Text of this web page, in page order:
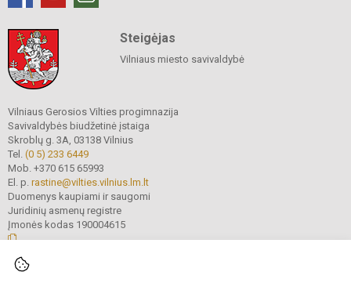
Steigėjas
Vilniaus miesto savivaldybė
Vilniaus Gerosios Vilties progimnazija
Savivaldybės biudžetinė įstaiga
Skroblų g. 3A, 03138 Vilnius
Tel. (0 5) 233 6449
Mob. +370 615 65993
El. p. rastine@vilties.vilnius.lm.lt
Duomenys kaupiami ir saugomi
Juridinių asmenų registre
Įmonės kodas 190004615